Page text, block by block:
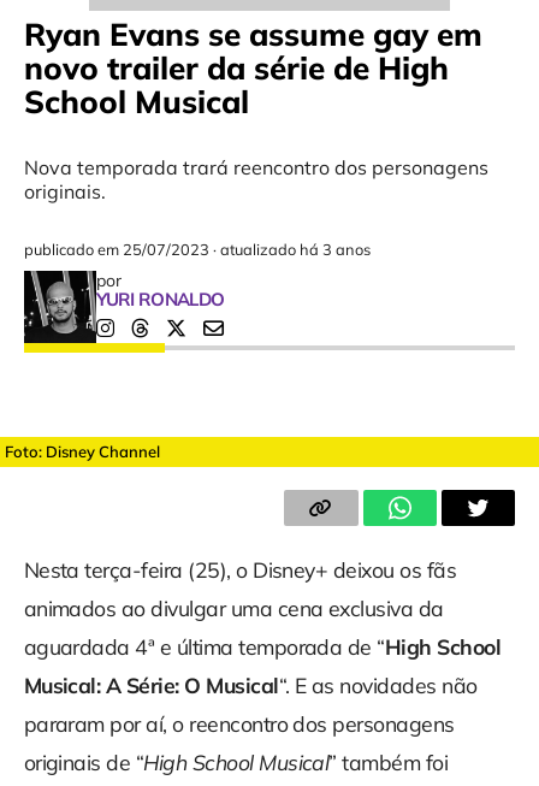
Ryan Evans se assume gay em
novo trailer da série de High
School Musical
Nova temporada trará reencontro dos personagens
originais.
publicado em 25/07/2023 ·atualizado há 3 anos
por
YURI RONALDO
Foto: Disney Channel
Nesta terça-feira (25), o Disney+ deixou os fãs
animados ao divulgar uma cena exclusiva da
aguardada 4ª e última temporada de “High School
Musical: A Série: O Musical“. E as novidades não
pararam por aí, o reencontro dos personagens
originais de “High School Musical” também foi